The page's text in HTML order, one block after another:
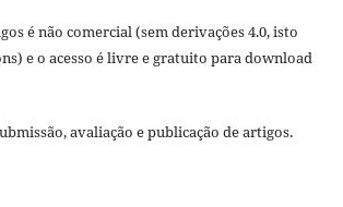
é não comercial (sem derivações 4.0, isto
e o acesso é livre e gratuito para download
avaliação e publicação de artigos.